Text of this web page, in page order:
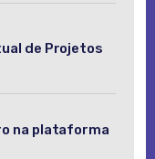
de Projetos
na plataforma